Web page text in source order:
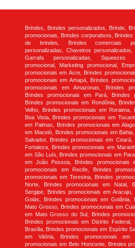
Brindes, Brindes personalizados, Brinde,
promocionais, Brindes corporativos,
de brindes, Brindes comerciais
personalizadas, Chaveiros personalizados,
Garrafa personalizadas, Squeezes
promocional, Marketing promocional,
promocionais em Acre, Brindes
promocionais em Amapá, Brindes
promocionais em Amazonas, Brindes
Brindes promocionais em Pará, Brindes
Brindes promocionais em Rondônia,
Velho, Brindes promocionais em Roraima,
Boa Vista, Brindes promocionais em
em Palmas, Brindes promocionais em
em Maceió, Brindes promocionais em
Salvador, Brindes promocionais em
Fortaleza, Brindes promocionais em
em São Luís, Brindes promocionais em
em João Pessoa, Brindes promocionais
promocionais em Recife, Brindes
promocionais em Teresina, Brindes
Norte, Brindes promocionais em Natal,
Sergipe, Brindes promocionais em
Goiás, Brindes promocionais em Goiânia,
Mato Grosso, Brindes promocionais em
em Mato Grosso do Sul, Brindes
Brindes promocionais em Distrito Federal,
Brasília, Brindes promocionais em Espírito
em Vitória, Brindes promocionais em
promocionais em Belo Horizonte, Brindes